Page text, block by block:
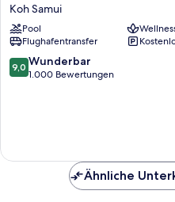
Resort
&
Pool
Villas,
Samui
Koh Samui
Pool
Flughafentransfer
9.0
von
9,0 Wunderbar
1.000 Bewertungen
Ähnliche